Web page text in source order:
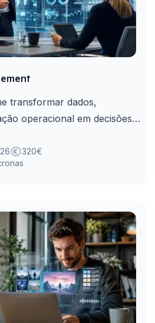
transformar dados,
operacional em decisões
320€